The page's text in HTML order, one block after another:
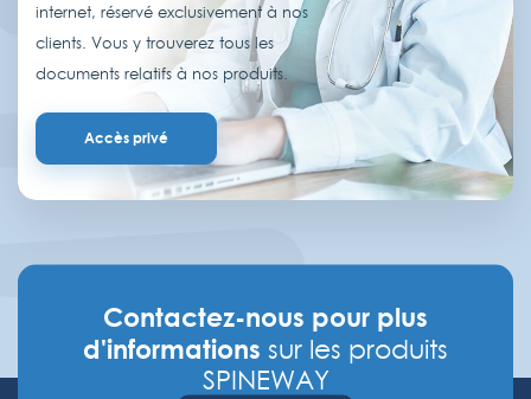
internet, réservé exclusivement à nos
clients. Vous y trouverez tous les
documents relatifs à nos produits.
Accès privé
Contactez-nous pour plus
d'informations sur les produits
SPINEWAY